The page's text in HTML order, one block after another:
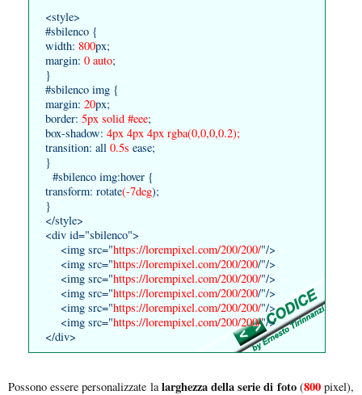
<style>
#sbilenco {
width: 800px;
margin: 0 auto;
}
#sbilenco img {
margin: 20px;
border: 5px solid #eee;
box-shadow: 4px 4px 4px rgba(0,0,0,0.2);
transition: all 0.5s ease;
}
#sbilenco img:hover {
transform: rotate(-7deg);
}
</style>
<div id="sbilenco">
<img src="https://lorempixel.com/200/200/"/>
<img src="https://lorempixel.com/200/200/"/>
<img src="https://lorempixel.com/200/200/"/>
<img src="https://lorempixel.com/200/200/"/>
<img src="https://lorempixel.com/200/200/"/>
<img src="https://lorempixel.com/200/200/"/>
</div>
Possono essere personalizzate lalarghezza della serie di foto(800 pixel),